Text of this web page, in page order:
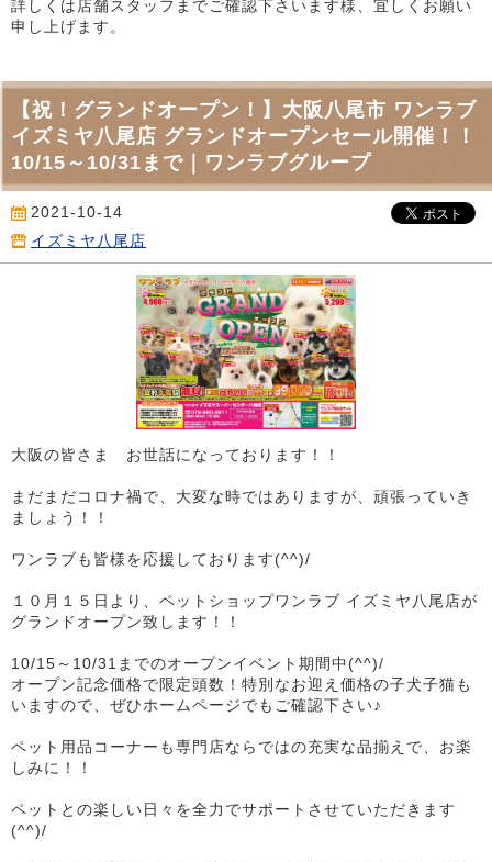
詳しくは店舗スタッフまでご確認下さいます様、宜しくお願い
申し上げます。
【祝！グランドオープン！】大阪八尾市 ワンラブ
イズミヤ八尾店 グランドオープンセール開催！！
10/15～10/31まで｜ワンラブグループ
2021-10-14
イズミヤ八尾店
大阪の皆さま お世話になっております！！
まだまだコロナ禍で、大変な時ではありますが、頑張っていき
ましょう！！
ワンラブも皆様を応援しております(^^)/
１０月１５日より、ペットショップワンラブ イズミヤ八尾店が
グランドオープン致します！！
10/15～10/31までのオープンイベント期間中(^^)/
オープン記念価格で限定頭数！特別なお迎え価格の子犬子猫も
いますので、ぜひホームページでもご確認下さい♪
ペット用品コーナーも専門店ならではの充実な品揃えで、お楽
しみに！！
ペットとの楽しい日々を全力でサポートさせていただきます
(^^)/